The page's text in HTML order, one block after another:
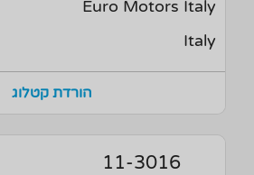
Euro Motors Italy
Italy
הורדת קטלוג
11-3016